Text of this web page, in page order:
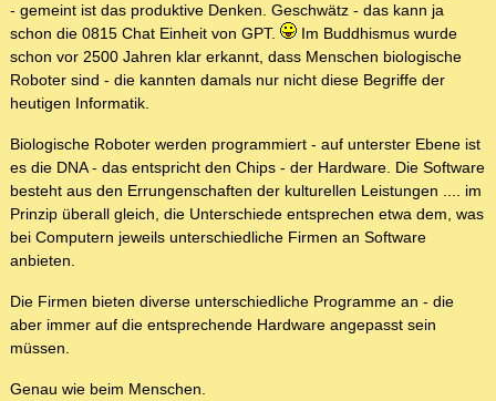
- gemeint ist das produktive Denken. Geschwätz - das kann ja
schon die 0815 Chat Einheit von GPT.
Im Buddhismus wurde
schon vor 2500 Jahren klar erkannt, dass Menschen biologische
Roboter sind - die kannten damals nur nicht diese Begriffe der
heutigen Informatik.
Biologische Roboter werden programmiert - auf unterster Ebene ist
es die DNA - das entspricht den Chips - der Hardware. Die Software
besteht aus den Errungenschaften der kulturellen Leistungen .... im
Prinzip überall gleich, die Unterschiede entsprechen etwa dem, was
bei Computern jeweils unterschiedliche Firmen an Software
anbieten.
Die Firmen bieten diverse unterschiedliche Programme an - die
aber immer auf die entsprechende Hardware angepasst sein
müssen.
Genau wie beim Menschen.